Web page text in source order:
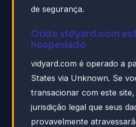
de segurança.
Onde vidyard.com
hospedado
vidyard.com é operado a
States via Unknown. Se
transacionar com este
jurisdição legal que seus
provavelmente